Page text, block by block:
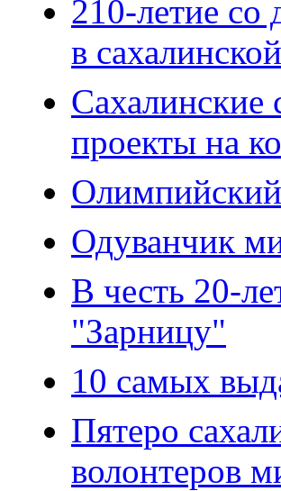
210-летие со
в
Сахалинские
проекты на
Одуванчик
В честь 20-
"Зарницу"
10 самых
Пятеро
волонтеров